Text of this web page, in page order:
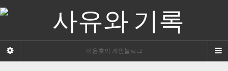
이은호의 개인블로그